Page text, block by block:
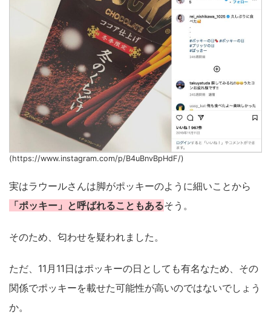
(https://www.instagram.com/p/B4uBnvBpHdF/)
実はラウールさんは脚がポッキーのように細いことから
「ポッキー」と呼ばれることもあるそう。
そのため、匂わせを疑われました。
ただ、11月11日はポッキーの日としても有名なため、その
関係でポッキーを載せた可能性が高いのではないでしょう
か。